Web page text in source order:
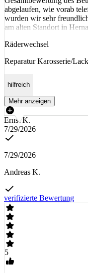
abgelaufen, wie vorab
wurden wir sehr
am alten Standort in
Räderwechsel
Reparatur Karosserie/Lack
hilfreich
Mehr anzeigen
Ernst K.
7/29/2026
7/29/2026
Andreas K.
verifizierte Bewertung
5